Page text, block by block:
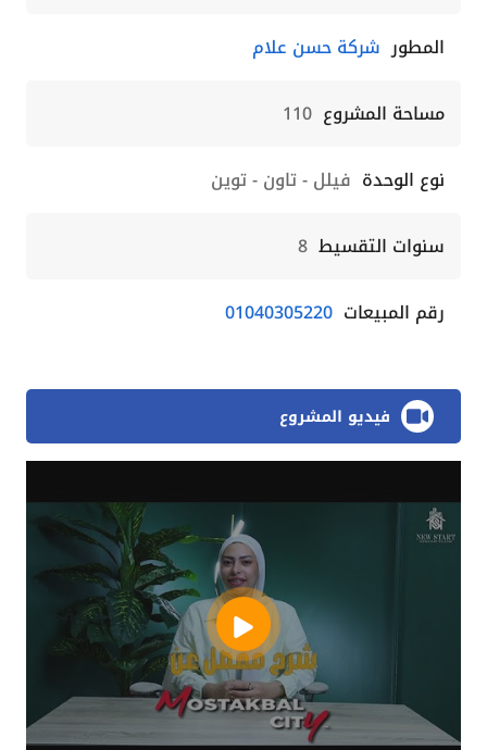
المطور شركة حسن علام
مساحة المشروع 110
نوع الوحدة فيلل - تاون - توين
سنوات التقسيط 8
رقم المبيعات 01040305220
فيديو المشروع